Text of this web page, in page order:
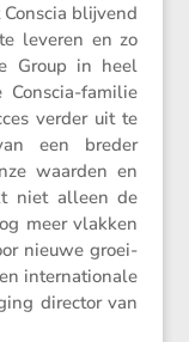
blijvend
leveren en zo
Group in heel
familie
verder uit te
een breder
waarden en
niet alleen de
meer vlakken
nieuwe groei­
inter­na­ti­o­nale
director van